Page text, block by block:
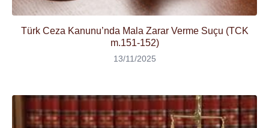
Türk Ceza Kanunu’nda Mala Zarar Verme Suçu (TCK
m.151-152)
13/11/2025